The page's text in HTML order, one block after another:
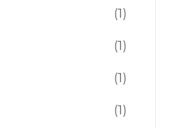
(1)
(1)
(1)
(1)